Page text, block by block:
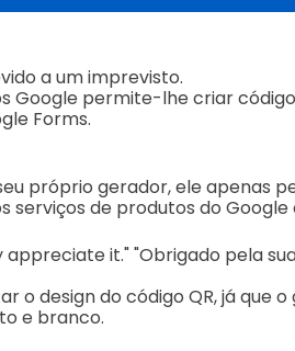
a um imprevisto.
Google permite-lhe criar
Forms.
próprio gerador, ele apenas
serviços de produtos do Google
it." "Obrigado pela
o design do código QR, já que
e branco.